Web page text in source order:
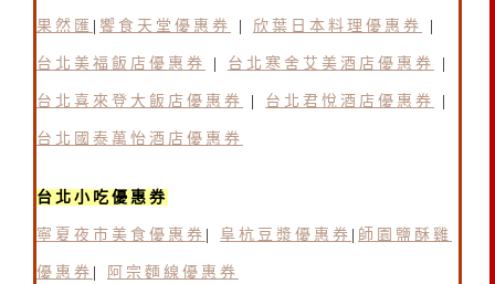
果然匯 饗食天堂優惠券 欣葉日本料理優惠券
台北美福飯店優惠券 台北寒舍艾美酒店優惠券
台北喜來登大飯店優惠券 台北君悅酒店優惠券
台北國泰萬怡酒店優惠券
台北小吃優惠券
寧夏夜市美食優惠券 阜杭豆漿優惠券 師園鹽酥雞
優惠券 阿宗麵線優惠券